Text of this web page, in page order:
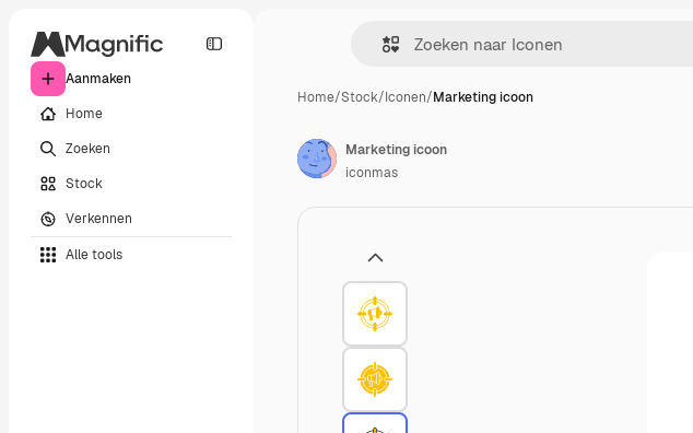
Aanmaken
Home
Zoeken
Stock
Verkennen
Alle tools
Home/Stock/Iconen/Marketing icoon
Marketing icoon
iconmas